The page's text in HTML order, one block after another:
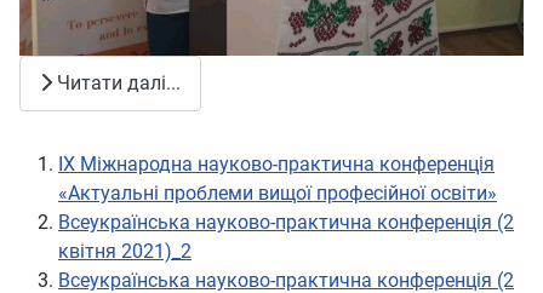
Читати далі...
IX Міжнародна науково-практична конференція
«Актуальні проблеми вищої професійної освіти»
Всеукраїнська науково-практична конференція (2
квітня 2021)_2
Всеукраїнська науково-практична конференція (2